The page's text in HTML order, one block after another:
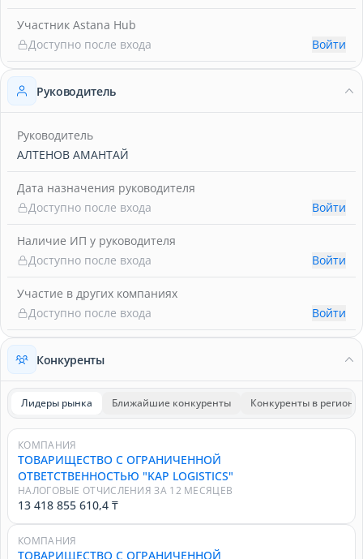
Участник Astana Hub
Доступно после входа
Войти
Руководитель
Руководитель
АЛТЕНОВ АМАНТАЙ
Дата назначения руководителя
Доступно после входа
Войти
Наличие ИП у руководителя
Доступно после входа
Войти
Участие в других компаниях
Доступно после входа
Войти
Конкуренты
Лидеры рынка Ближайшие конкуренты Конкуренты в регионе
КОМПАНИЯ
ТОВАРИЩЕСТВО С ОГРАНИЧЕННОЙ
ОТВЕТСТВЕННОСТЬЮ "KAP LOGISTICS"
НАЛОГОВЫЕ ОТЧИСЛЕНИЯ ЗА 12 МЕСЯЦЕВ
13 418 855 610,4 ₸
КОМПАНИЯ
ТОВАРИЩЕСТВО С ОГРАНИЧЕННОЙ